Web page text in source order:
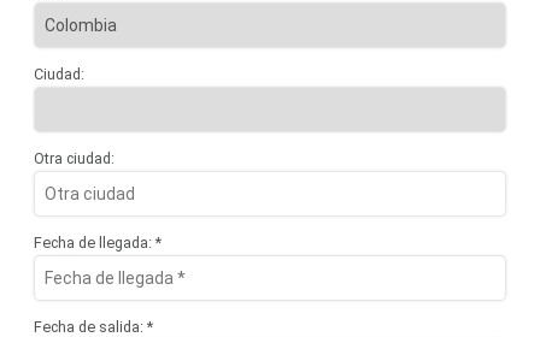
Ciudad:
Otra ciudad:
Fecha de llegada: *
Fecha de salida: *